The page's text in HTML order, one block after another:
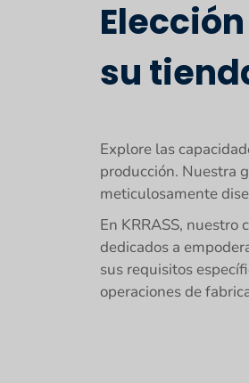
su
Explore las
producción. Nuestra
meticulosamente
En KRRASS,
dedicados a
sus requisitos
operaciones de